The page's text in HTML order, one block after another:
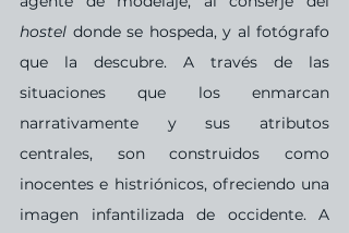
hostel donde se hospeda, y al fotógrafo
que la descubre. A través de las
situaciones que los enmarcan
narrativamente y sus atributos
centrales, son construidos como
inocentes e histriónicos, ofreciendo una
imagen infantilizada de occidente. A